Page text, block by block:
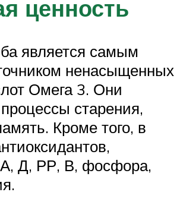
ценность
является самым
ненасыщенных
Омега 3. Они
старения,
Кроме того, в
Д, РР, В, фосфора,